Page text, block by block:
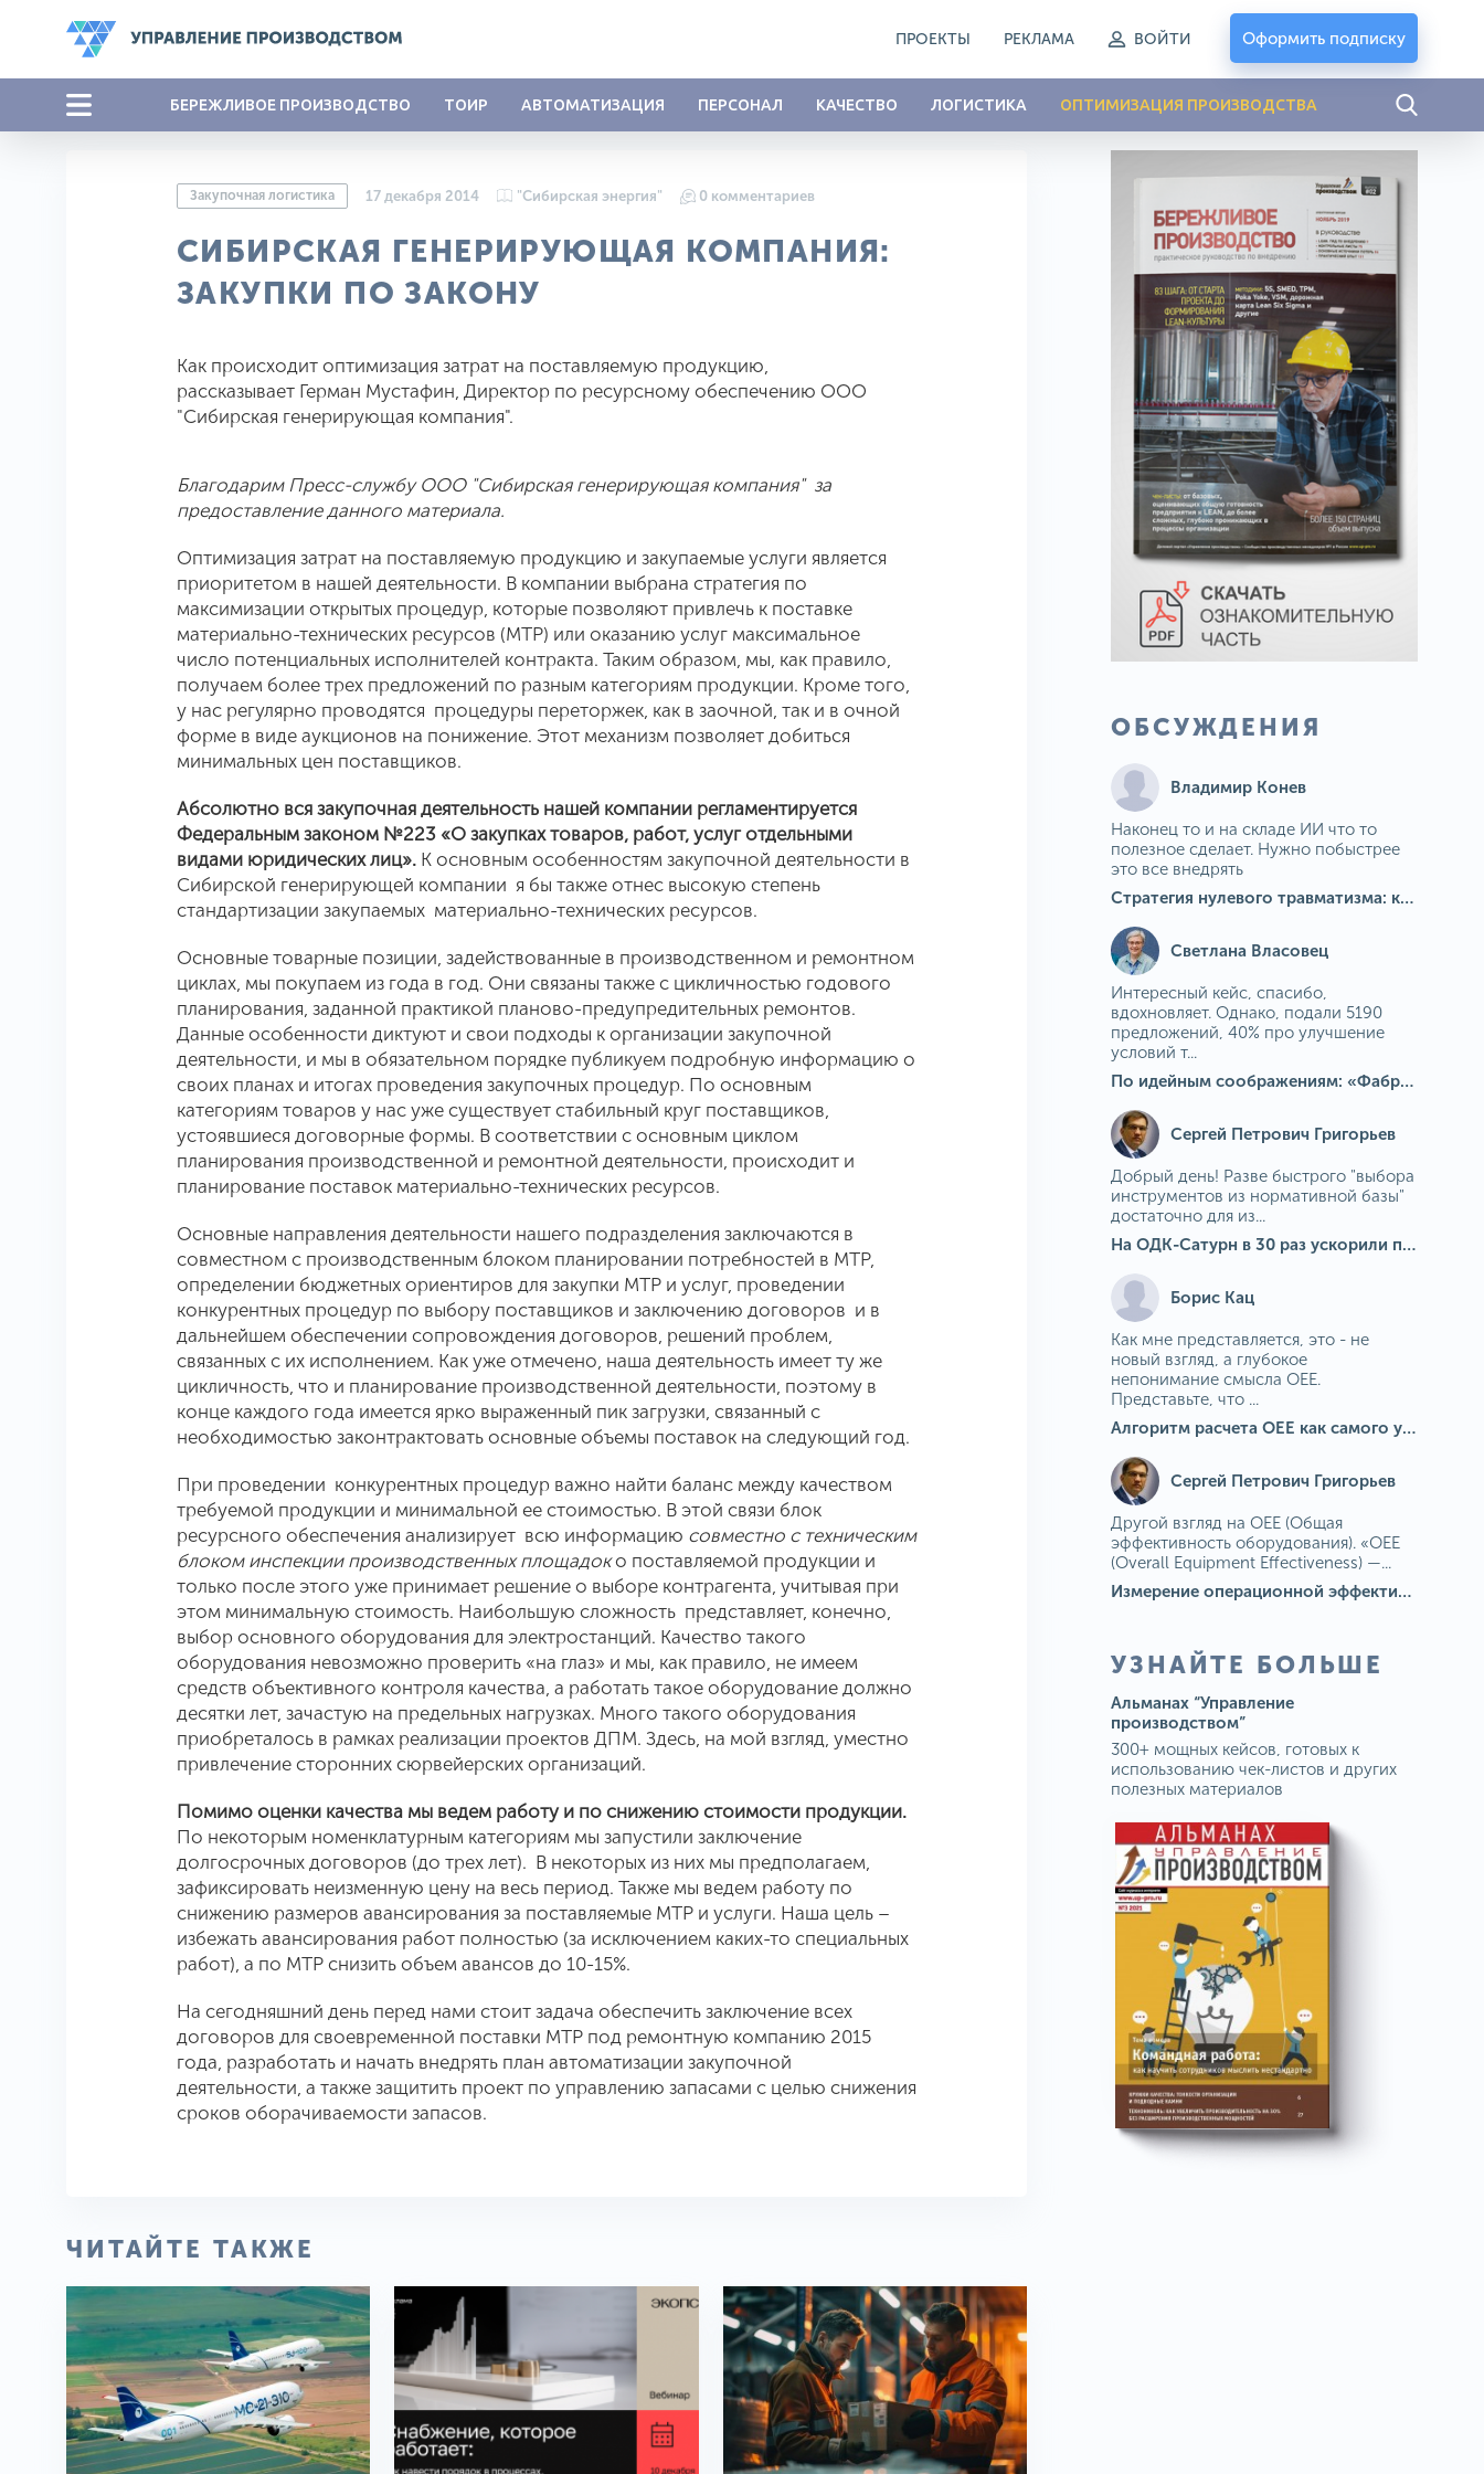
ПРОЕКТЫ РЕКЛАМА ВОЙТИ Оформить подписку
БЕРЕЖЛИВОЕ ПРОИЗВОДСТВО ТОИР АВТОМАТИЗАЦИЯ ПЕРСОНАЛ КАЧЕСТВО ЛОГИСТИКА ОПТИМИЗАЦИЯ ПРОИЗВОДСТВА
Закупочная логистика 17 декабря 2014 "Сибирская энергия" 0 комментариев
СИБИРСКАЯ ГЕНЕРИРУЮЩАЯ КОМПАНИЯ:
ЗАКУПКИ ПО ЗАКОНУ
Как происходит оптимизация затрат на поставляемую продукцию,
рассказывает Герман Мустафин, Директор по ресурсному обеспечению ООО
"Сибирская генерирующая компания".
Благодарим Пресс-службу ООО "Сибирская генерирующая компания" за
предоставление данного материала.
Оптимизация затрат на поставляемую продукцию и закупаемые услуги является
приоритетом в нашей деятельности. В компании выбрана стратегия по
максимизации открытых процедур, которые позволяют привлечь к поставке
материально-технических ресурсов (МТР) или оказанию услуг максимальное
число потенциальных исполнителей контракта. Таким образом, мы, как правило,
получаем более трех предложений по разным категориям продукции. Кроме того,
у нас регулярно проводятся процедуры переторжек, как в заочной, так и в очной
форме в виде аукционов на понижение. Этот механизм позволяет добиться
минимальных цен поставщиков.
Абсолютно вся закупочная деятельность нашей компании регламентируется
Федеральным законом №223 «О закупках товаров, работ, услуг отдельными
видами юридических лиц». К основным особенностям закупочной деятельности в
Сибирской генерирующей компании я бы также отнес высокую степень
стандартизации закупаемых материально-технических ресурсов.
Основные товарные позиции, задействованные в производственном и ремонтном
циклах, мы покупаем из года в год. Они связаны также с цикличностью годового
планирования, заданной практикой планово-предупредительных ремонтов.
Данные особенности диктуют и свои подходы к организации закупочной
деятельности, и мы в обязательном порядке публикуем подробную информацию о
своих планах и итогах проведения закупочных процедур. По основным
категориям товаров у нас уже существует стабильный круг поставщиков,
устоявшиеся договорные формы. В соответствии с основным циклом
планирования производственной и ремонтной деятельности, происходит и
планирование поставок материально-технических ресурсов.
Основные направления деятельности нашего подразделения заключаются в
совместном с производственным блоком планировании потребностей в МТР,
определении бюджетных ориентиров для закупки МТР и услуг, проведении
конкурентных процедур по выбору поставщиков и заключению договоров и в
дальнейшем обеспечении сопровождения договоров, решений проблем,
связанных с их исполнением. Как уже отмечено, наша деятельность имеет ту же
цикличность, что и планирование производственной деятельности, поэтому в
конце каждого года имеется ярко выраженный пик загрузки, связанный с
необходимостью законтрактовать основные объемы поставок на следующий год.
При проведении конкурентных процедур важно найти баланс между качеством
требуемой продукции и минимальной ее стоимостью. В этой связи блок
ресурсного обеспечения анализирует всю информацию совместно с техническим
блоком инспекции производственных площадоко поставляемой продукции и
только после этого уже принимает решение о выборе контрагента, учитывая при
этом минимальную стоимость. Наибольшую сложность представляет, конечно,
выбор основного оборудования для электростанций. Качество такого
оборудования невозможно проверить «на глаз» и мы, как правило, не имеем
средств объективного контроля качества, а работать такое оборудование должно
десятки лет, зачастую на предельных нагрузках. Много такого оборудования
приобреталось в рамках реализации проектов ДПМ. Здесь, на мой взгляд, уместно
привлечение сторонних сюрвейерских организаций.
Помимо оценки качества мы ведем работу и по снижению стоимости продукции.
По некоторым номенклатурным категориям мы запустили заключение
долгосрочных договоров (до трех лет). В некоторых из них мы предполагаем,
зафиксировать неизменную цену на весь период. Также мы ведем работу по
снижению размеров авансирования за поставляемые МТР и услуги. Наша цель –
избежать авансирования работ полностью (за исключением каких-то специальных
работ), а по МТР снизить объем авансов до 10-15%.
На сегодняшний день перед нами стоит задача обеспечить заключение всех
договоров для своевременной поставки МТР под ремонтную компанию 2015
года, разработать и начать внедрять план автоматизации закупочной
деятельности, а также защитить проект по управлению запасами с целью снижения
сроков оборачиваемости запасов.
ЧИТАЙТЕ ТАКЖЕ
ОБСУЖДЕНИЯ
Владимир Конев
Наконец то и на складе ИИ что то
полезное сделает. Нужно побыстрее
это все внедрять
Стратегия нулевого травматизма: как ИИ-камеры Camkord снижают риск наезда на пешехода при работе на погрузчике
Светлана Власовец
Интересный кейс, спасибо,
вдохновляет. Однако, подали 5190
предложений, 40% про улучшение
условий т...
По идейным соображениям: «Фабрика идей» на МГОКе
Сергей Петрович Григорьев
Добрый день! Разве быстрого "выбора
инструментов из нормативной базы"
достаточно для из...
На ОДК-Сатурн в 30 раз ускорили подбор средств измерения для контроля качества продукции
Борис Кац
Как мне представляется, это - не
новый взгляд, а глубокое
непонимание смысла OEE.
Представьте, что ...
Алгоритм расчета ОЕЕ как самого универсального и современного показателя эффективности оборудования в мире
Сергей Петрович Григорьев
Другой взгляд на OEE (Общая
эффективность оборудования). «OEE
(Overall Equipment Effectiveness) —...
Измерение операционной эффективности: ключевые показатели для непрерывного совершенствования
УЗНАЙТЕ БОЛЬШЕ
Альманах “Управление
производством”
300+ мощных кейсов, готовых к
использованию чек-листов и других
полезных материалов